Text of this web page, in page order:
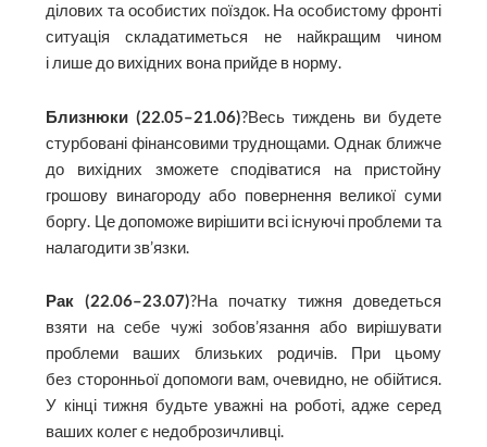
ділових та особистих поїздок. На особистому фронті
ситуація складатиметься не найкращим чином
і лише до вихідних вона прийде в норму.
Близнюки (22.05–21.06)?Весь тиждень ви будете
стурбовані фінансовими труднощами. Однак ближче
до вихідних зможете сподіватися на пристойну
грошову винагороду або повернення великої суми
боргу. Це допоможе вирішити всі існуючі проблеми та
налагодити зв’язки.
Рак (22.06–23.07)?На початку тижня доведеться
взяти на себе чужі зобов’язання або вирішувати
проблеми ваших близьких родичів. При цьому
без сторонньої допомоги вам, очевидно, не обійтися.
У кінці тижня будьте уважні на роботі, адже серед
ваших колег є недоброзичливці.